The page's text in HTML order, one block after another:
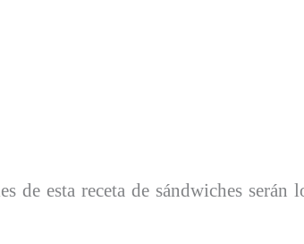
de esta receta de sándwiches serán